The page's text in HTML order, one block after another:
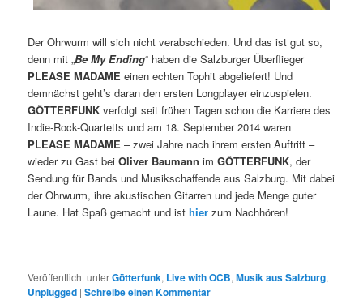
Der Ohrwurm will sich nicht verabschieden. Und das ist gut so,
denn mit „Be My Ending“ haben die Salzburger Überflieger
PLEASE MADAME einen echten Tophit abgeliefert! Und
demnächst geht’s daran den ersten Longplayer einzuspielen.
GÖTTERFUNK verfolgt seit frühen Tagen schon die Karriere des
Indie-Rock-Quartetts und am 18. September 2014 waren
PLEASE MADAME – zwei Jahre nach ihrem ersten Auftritt –
wieder zu Gast beiOliver Baumann imGÖTTERFUNK, der
Sendung für Bands und Musikschaffende aus Salzburg. Mit dabei
der Ohrwurm, ihre akustischen Gitarren und jede Menge guter
Laune. Hat Spaß gemacht und isthier zum Nachhören!
Veröffentlicht unterGötterfunk, Live with OCB,Musik aus Salzburg,
Unplugged |Schreibe einen Kommentar